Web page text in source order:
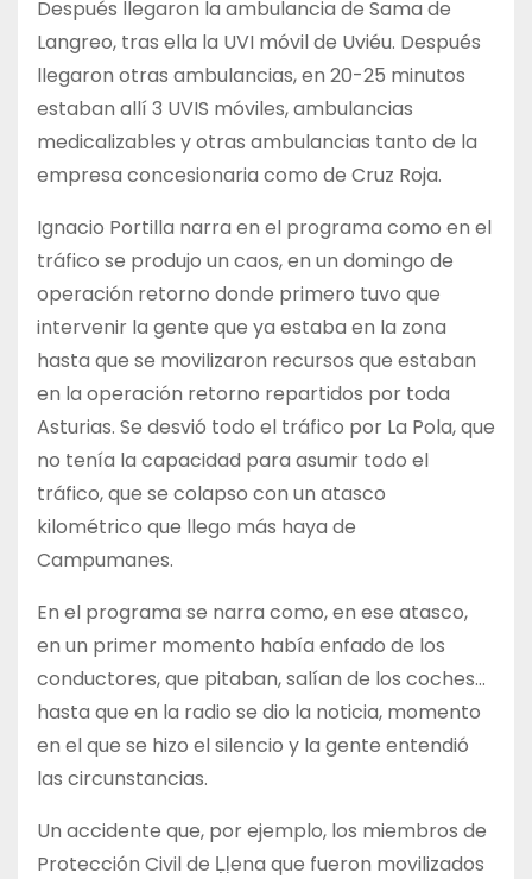
Después llegaron la ambulancia de Sama de
Langreo, tras ella la UVI móvil de Uviéu. Después
llegaron otras ambulancias, en 20-25 minutos
estaban allí 3 UVIS móviles, ambulancias
medicalizables y otras ambulancias tanto de la
empresa concesionaria como de Cruz Roja.
Ignacio Portilla narra en el programa como en el
tráfico se produjo un caos, en un domingo de
operación retorno donde primero tuvo que
intervenir la gente que ya estaba en la zona
hasta que se movilizaron recursos que estaban
en la operación retorno repartidos por toda
Asturias. Se desvió todo el tráfico por La Pola, que
no tenía la capacidad para asumir todo el
tráfico, que se colapso con un atasco
kilométrico que llego más haya de
Campumanes.
En el programa se narra como, en ese atasco,
en un primer momento había enfado de los
conductores, que pitaban, salían de los coches…
hasta que en la radio se dio la noticia, momento
en el que se hizo el silencio y la gente entendió
las circunstancias.
Un accidente que, por ejemplo, los miembros de
Protección Civil de Ḷḷena que fueron movilizados